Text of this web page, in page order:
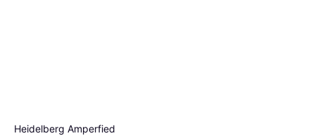
Heidelberg Amperfied